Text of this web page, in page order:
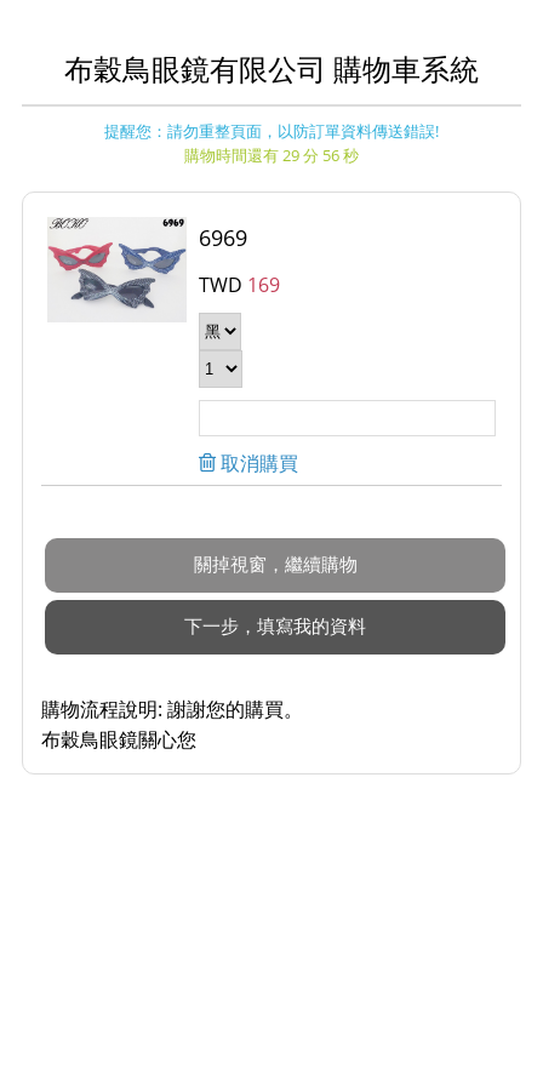
布穀鳥眼鏡有限公司 購物車系統
提醒您：請勿重整頁面，以防訂單資料傳送錯誤!
購物時間還有 29 分 56 秒
6969
TWD 169
取消購買
購物流程說明: 謝謝您的購買。
布穀鳥眼鏡關心您